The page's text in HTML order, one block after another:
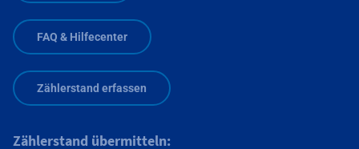
FAQ & Hilfecenter
Zählerstand erfassen
Zählerstand übermitteln: